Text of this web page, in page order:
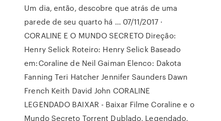
Um dia, então, descobre que atrás de uma
parede de seu quarto há … 07/11/2017 ·
CORALINE E O MUNDO SECRETO Direção:
Henry Selick Roteiro: Henry Selick Baseado
em:Coraline de Neil Gaiman Elenco: Dakota
Fanning Teri Hatcher Jennifer Saunders Dawn
French Keith David John CORALINE
LEGENDADO BAIXAR - Baixar Filme Coraline e o
Mundo Secreto Torrent Dublado, Legendado,